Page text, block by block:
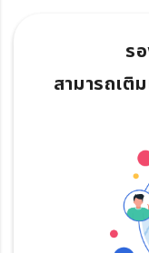
ร
สามารถเติ